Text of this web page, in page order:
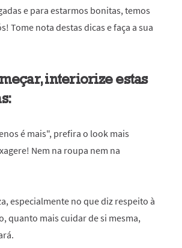
e para estarmos bonitas, temos
Tome nota destas dicas e faça a sua
interiorize estas
é mais", prefira o look mais
Nem na roupa nem na
especialmente no que diz respeito à
quanto mais cuidar de si mesma,